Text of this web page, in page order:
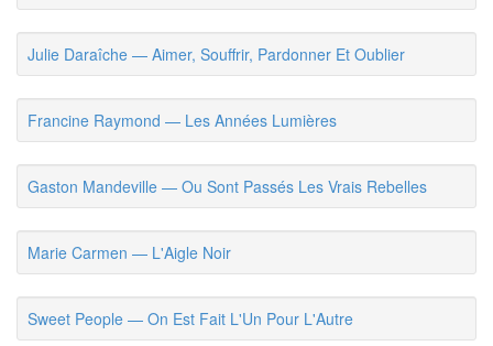
Julie Daraîche — Aimer, Souffrir, Pardonner Et Oublier
Francine Raymond — Les Années Lumières
Gaston Mandeville — Ou Sont Passés Les Vrais Rebelles
Marie Carmen — L'Aigle Noir
Sweet People — On Est Fait L'Un Pour L'Autre